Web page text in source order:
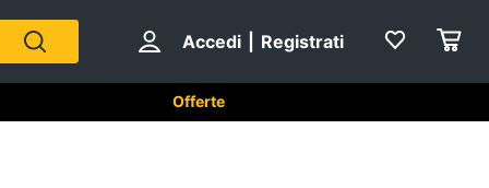
Accedi Registrati
Offerte